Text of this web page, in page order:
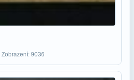
| Zobrazení: 9036